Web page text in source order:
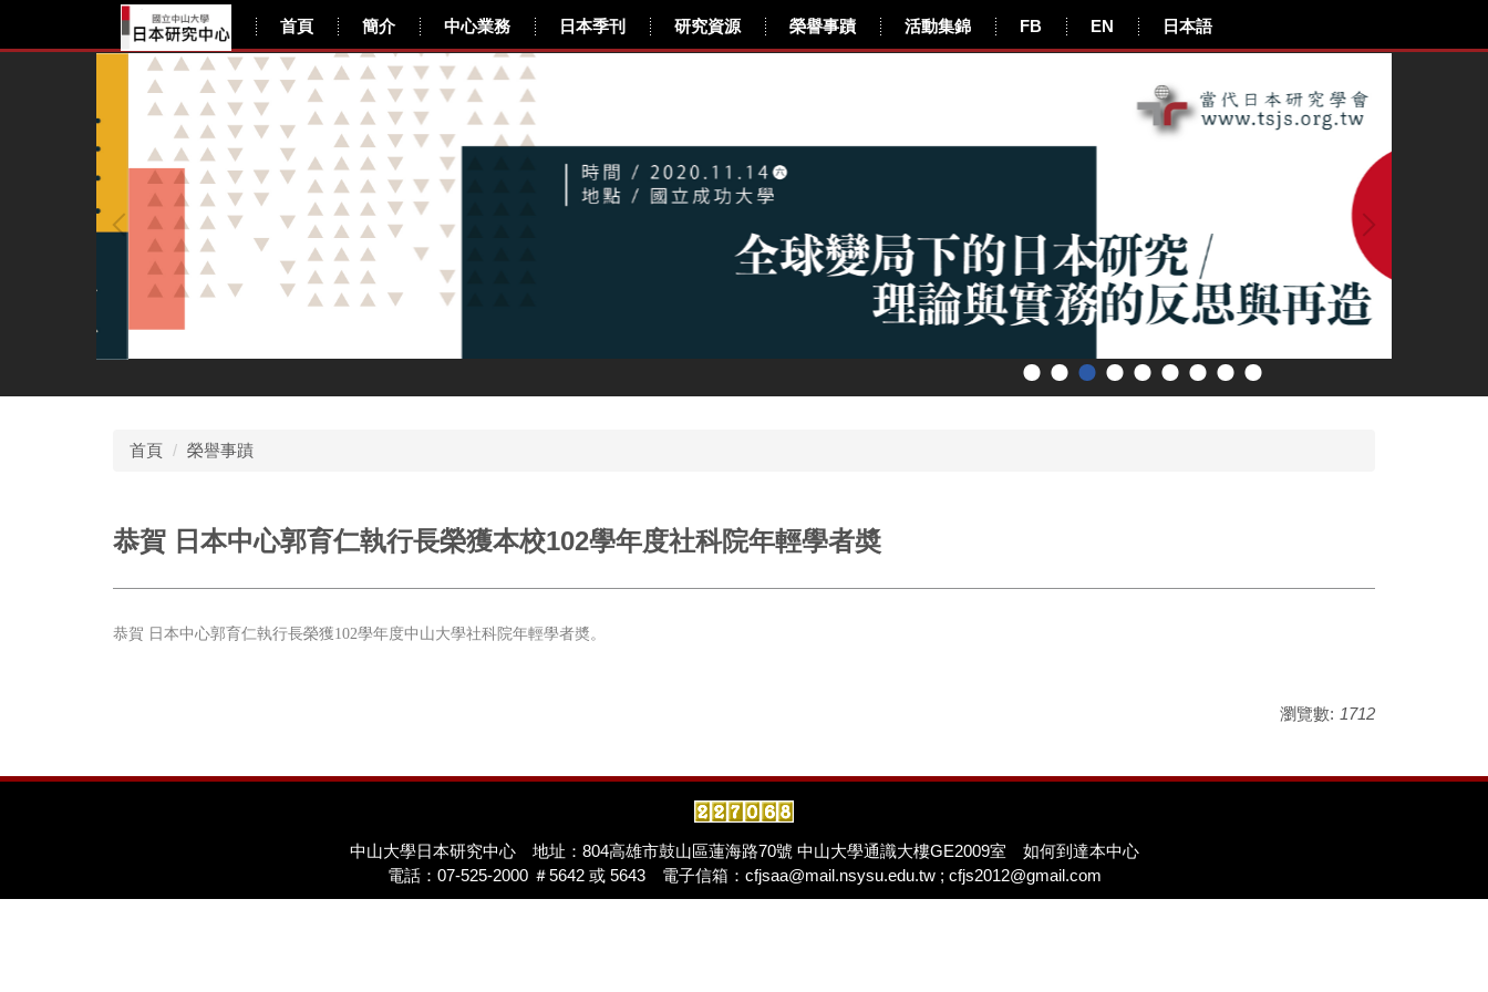
日本研究中心 首頁 簡介 中心業務 日本季刊 研究資源 榮譽事蹟 活動集錦 FB EN 日本語
首頁 榮譽事蹟
恭賀 日本中心郭育仁執行長榮獲本校102學年度社科院年輕學者奬
恭賀 日本中心郭育仁執行長榮獲102學年度中山大學社科院年輕學者奬。
瀏覽數: 1712
中山大學日本研究中心 地址：804高雄市鼓山區蓮海路70號 中山大學通識大樓GE2009室 如何到達本中心
電話：07-525-2000 ＃5642 或 5643 電子信箱：cfjsaa@mail.nsysu.edu.tw ; cfjs2012@gmail.com